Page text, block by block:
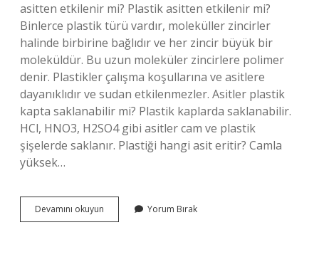
asitten etkilenir mi? Plastik asitten etkilenir mi?
Binlerce plastik türü vardır, moleküller zincirler
halinde birbirine bağlıdır ve her zincir büyük bir
moleküldür. Bu uzun moleküler zincirlere polimer
denir. Plastikler çalışma koşullarına ve asitlere
dayanıklıdır ve sudan etkilenmezler. Asitler plastik
kapta saklanabilir mi? Plastik kaplarda saklanabilir.
HCl, HNO3, H2SO4 gibi asitler cam ve plastik
şişelerde saklanır. Plastiği hangi asit eritir? Camla
yüksek…
Devamını okuyun
Plastiğe
Yorum Bırak